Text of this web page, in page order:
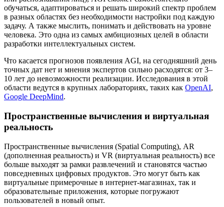
обучаться, адаптироваться и решать широкий спектр проблем
в разных областях без необходимости настройки под каждую
задачу. А также мыслить, понимать и действовать на уровне
человека. Это одна из самых амбициозных целей в области
разработки интеллектуальных систем.
Что касается прогнозов появления AGI, на сегодняшний день
точных дат нет и мнения экспертов сильно расходятся: от 3–
10 лет до невозможности реализации. Исследования в этой
области ведутся в крупных лабораториях, таких как OpenAI,
Google DeepMind.
Пространственные вычисления и виртуальная
реальность
Пространственные вычисления (Spatial Computing), AR
(дополненная реальность) и VR (виртуальная реальность) все
больше выходят за рамки развлечений и становятся частью
повседневных цифровых продуктов. Это могут быть как
виртуальные примерочные в интернет-магазинах, так и
образовательные приложения, которые погружают
пользователей в новый опыт.